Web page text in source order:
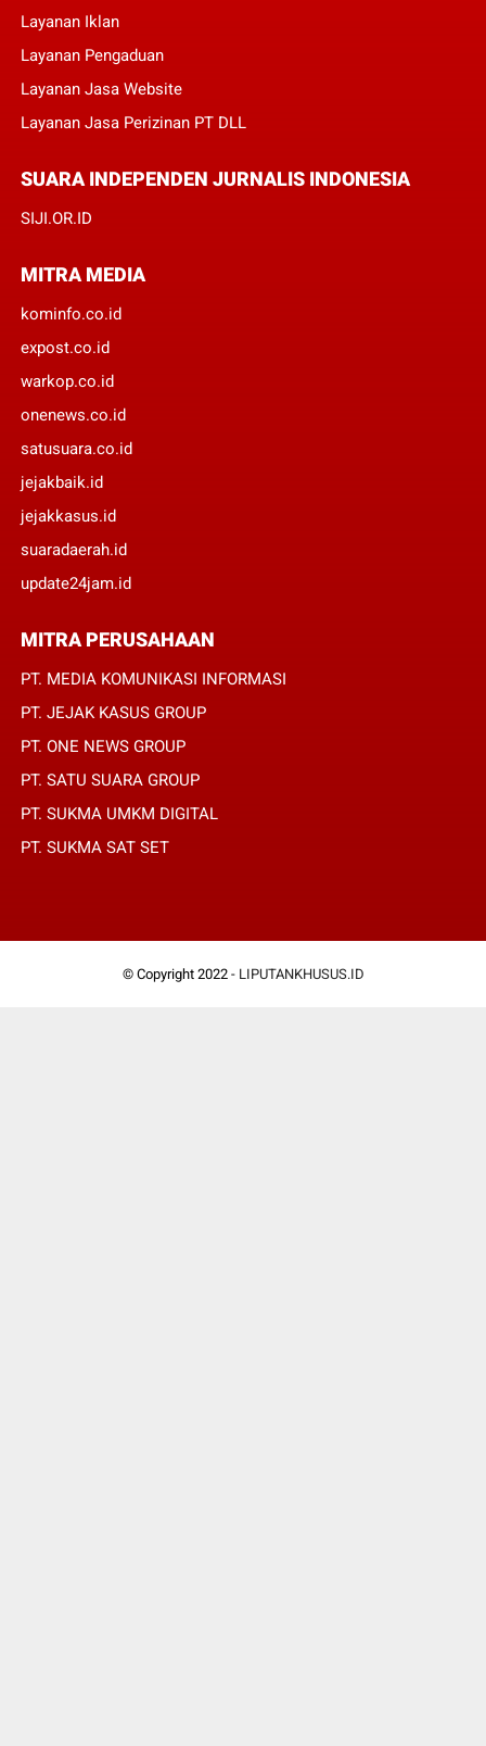
Layanan Iklan
Layanan Pengaduan
Layanan Jasa Website
Layanan Jasa Perizinan PT DLL
SUARA INDEPENDEN JURNALIS INDONESIA
SIJI.OR.ID
MITRA MEDIA
kominfo.co.id
expost.co.id
warkop.co.id
onenews.co.id
satusuara.co.id
jejakbaik.id
jejakkasus.id
suaradaerah.id
update24jam.id
MITRA PERUSAHAAN
PT. MEDIA KOMUNIKASI INFORMASI
PT. JEJAK KASUS GROUP
PT. ONE NEWS GROUP
PT. SATU SUARA GROUP
PT. SUKMA UMKM DIGITAL
PT. SUKMA SAT SET
© Copyright 2022 - LIPUTANKHUSUS.ID